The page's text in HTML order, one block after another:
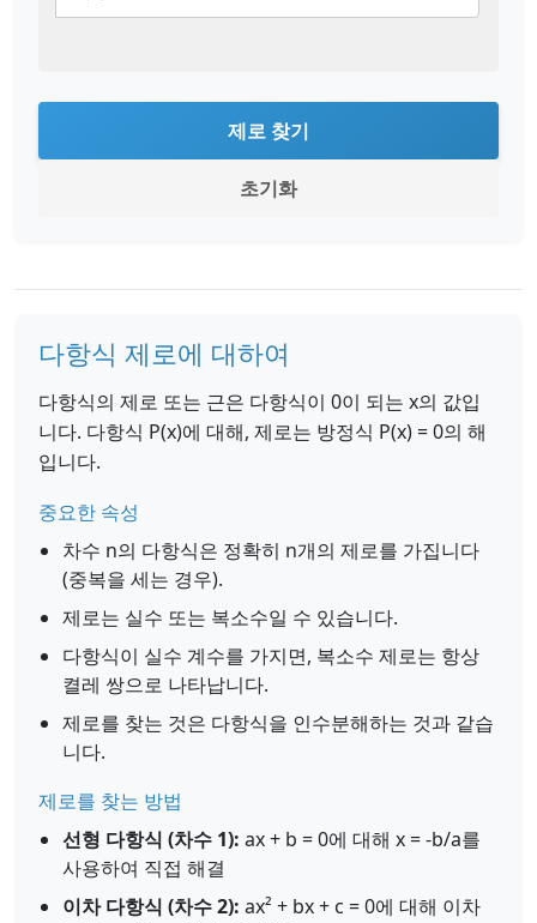
제로 찾기
초기화
다항식 제로에 대하여
다항식의 제로 또는 근은 다항식이 0이 되는 x의 값입
니다. 다항식 P(x)에 대해, 제로는 방정식 P(x) = 0의 해
입니다.
중요한 속성
차수 n의 다항식은 정확히 n개의 제로를 가집니다
(중복을 세는 경우).
제로는 실수 또는 복소수일 수 있습니다.
다항식이 실수 계수를 가지면, 복소수 제로는 항상
켤레 쌍으로 나타납니다.
제로를 찾는 것은 다항식을 인수분해하는 것과 같습
니다.
제로를 찾는 방법
선형 다항식 (차수 1): ax + b = 0에 대해 x = -b/a를
사용하여 직접 해결
이차 다항식 (차수 2): ax² + bx + c = 0에 대해 이차